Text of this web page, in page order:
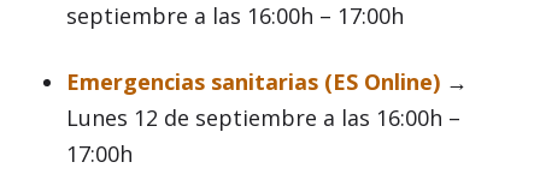
septiembre a las 16:00h – 17:00h
Emergencias sanitarias (ES Online) →
Lunes 12 de septiembre a las 16:00h –
17:00h